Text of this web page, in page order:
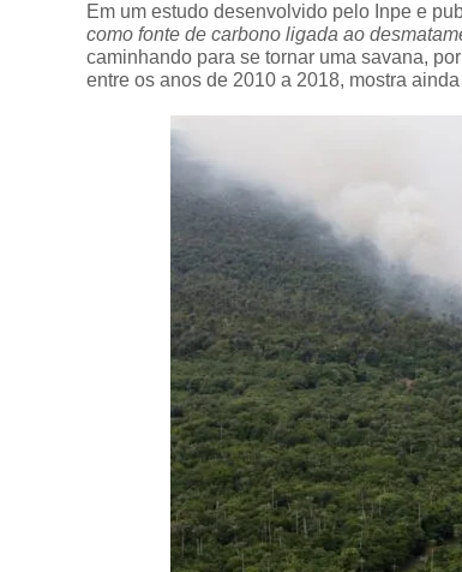
Em um estudo desenvolvido pelo Inpe e
como fonte de carbono ligada ao
caminhando para se tornar uma savana,
entre os anos de 2010 a 2018, mostra